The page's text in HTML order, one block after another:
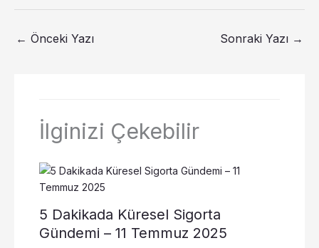
← Önceki Yazı Sonraki Yazı →
İlginizi Çekebilir
5 Dakikada Küresel Sigorta
Gündemi – 11 Temmuz 2025